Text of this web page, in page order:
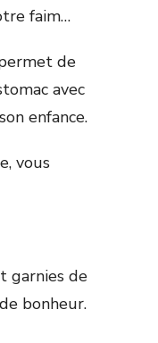
faim…
de
avec
enfance.
vous
garnies de
bonheur.